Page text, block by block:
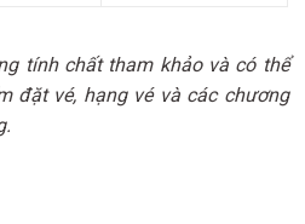
tính chất tham khảo và có thể
đặt vé, hạng vé và các chương